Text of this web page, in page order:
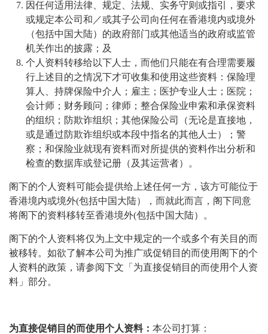
因任何适用法律、规定、法规、实务守则或指引，要求
或规定本公司和／或其子公司向任何在香港境内或境外
（包括中国大陆）的政府部门或其他适当的政府或监管
机关作出的披露；及
个人资料转移给以下人士，而他们只能在有合理需要履
行上述目的之情况下才可收集和使用这些资料：保险理
算人、持牌保险中介人；雇主；医护专业人士；医院；
会计师；财务顾问；律师；整合保险业申索和承保资料
的组织；防欺诈组织；其他保险公司（无论是直接地，
或是通过防欺诈组织或本段中指名的其他人士）；警
察；和保险业就现有资料而对所提供的资料作出分析和
检查的数据库或登记册（及其运营者）。
阁下的个人资料可能会提供给上述任何一方，该方可能位于
香港境内或境外(包括中国大陆），而就此而言，阁下同意
将阁下的资料移转至香港境外(包括中国大陆）。
阁下的个人资料将仅为上文中规定的一个或多个有关目的而
被移转。如欲了解本公司为推广或促销目的而使用阁下的个
人资料的政策，请参阅下文「为直接促销目的而使用个人资
料」部分。
为直接促销目的而使用个人资料： 本公司打算：